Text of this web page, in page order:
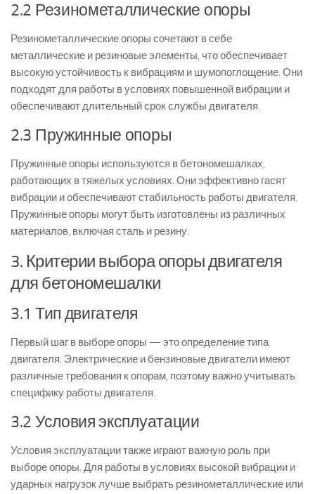
2.2 Резинометаллические опоры
Резинометаллические опоры сочетают в себе
металлические и резиновые элементы, что обеспечивает
высокую устойчивость к вибрациям и шумопоглощение. Они
подходят для работы в условиях повышенной вибрации и
обеспечивают длительный срок службы двигателя.
2.3 Пружинные опоры
Пружинные опоры используются в бетономешалках,
работающих в тяжелых условиях. Они эффективно гасят
вибрации и обеспечивают стабильность работы двигателя.
Пружинные опоры могут быть изготовлены из различных
материалов, включая сталь и резину.
3. Критерии выбора опоры двигателя
для бетономешалки
3.1 Тип двигателя
Первый шаг в выборе опоры — это определение типа
двигателя. Электрические и бензиновые двигатели имеют
различные требования к опорам, поэтому важно учитывать
специфику работы двигателя.
3.2 Условия эксплуатации
Условия эксплуатации также играют важную роль при
выборе опоры. Для работы в условиях высокой вибрации и
ударных нагрузок лучше выбрать резинометаллические или